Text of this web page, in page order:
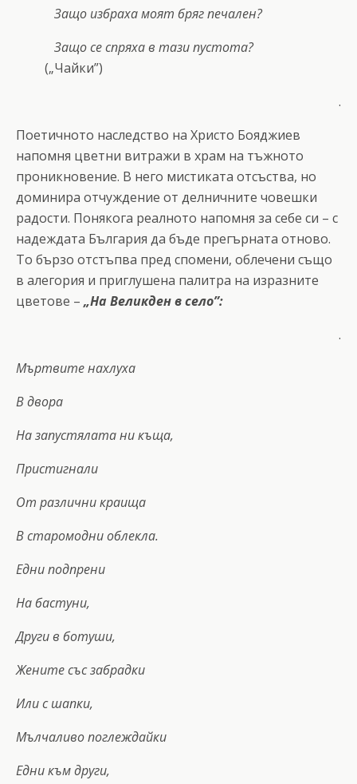
Защо избраха моят бряг печален?
Защо се спряха в тази пустота?
(„Чайки”)
.
Поетичното наследство на Христо Бояджиев
напомня цветни витражи в храм на тъжното
проникновение. В него мистиката отсъства, но
доминира отчуждение от делничните човешки
радости. Понякога реалното напомня за себе си – с
надеждата България да бъде прегърната отново.
То бързо отстъпва пред спомени, облечени също
в алегория и приглушена палитра на изразните
цветове – „На Великден в село”:
.
Мъртвите нахлуха
В двора
На запустялата ни къща,
Пристигнали
От различни краища
В старомодни облекла.
Едни подпрени
На бастуни,
Други в ботуши,
Жените със забрадки
Или с шапки,
Мълчаливо поглеждайки
Едни към други,